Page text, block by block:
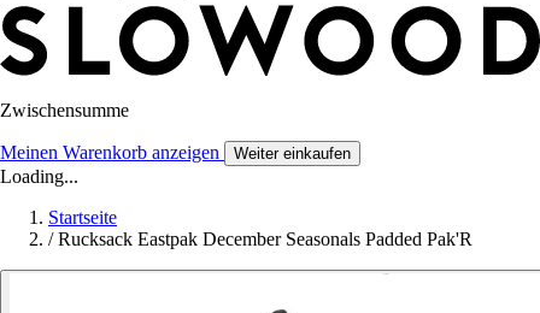
Zwischensumme
Meinen Warenkorb anzeigen Weiter einkaufen
Loading...
Startseite
/ Rucksack Eastpak December Seasonals Padded Pak'R